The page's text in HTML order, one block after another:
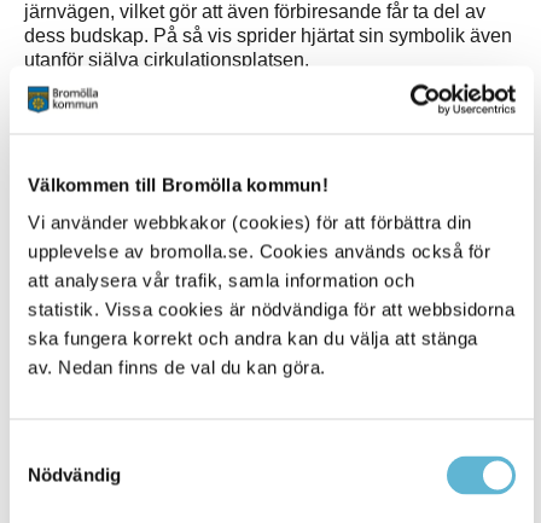
Välkommen till Bromölla kommun!
Vi använder webbkakor (cookies) för att förbättra din
upplevelse av bromolla.se. Cookies används också för
att analysera vår trafik, samla information och
statistik. Vissa cookies är nödvändiga för att webbsidorna
ska fungera korrekt och andra kan du välja att stänga
av. Nedan finns de val du kan göra.
Nödvändig
järnvägen, vilket gör att även förbiresande får ta del av
dess budskap. På så vis sprider hjärtat sin symbolik även
utanför själva cirkulationsplatsen.
Installationen är fem meter hög och sex meter bred, och
Illumination, som bland annat står bakom ljussättningen
Det nya hjärtat i rondellen är tänkt att vara mer än en
ljusinstallation – det är en symbol för ett öppet,
välkomnande och omtänksamt Bromölla kommun.
- Med denna symbol vill vi med värme möta både våra
invånare och besökare, säger kommunstyrelsens